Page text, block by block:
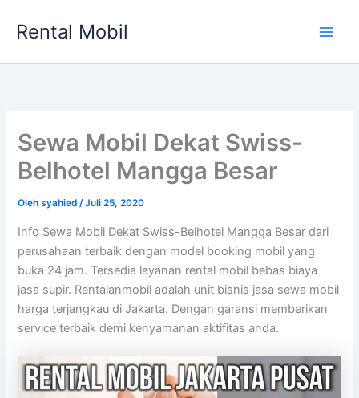
Rental Mobil
Sewa Mobil Dekat Swiss-
Belhotel Mangga Besar
Olehsyahied/Juli 25, 2020
Info Sewa Mobil Dekat Swiss-Belhotel Mangga Besar dari
perusahaan terbaik dengan model booking mobil yang
buka 24 jam. Tersedia layanan rental mobil bebas biaya
jasa supir. Rentalanmobil adalah unit bisnis jasa sewa mobil
harga terjangkau di Jakarta. Dengan garansi memberikan
service terbaik demi kenyamanan aktifitas anda.